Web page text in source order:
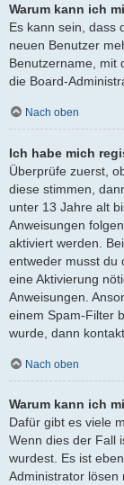
Warum kann ich
Es kann sein, dass
neuen Benutzer
Benutzername, mit
die Board-
Nach oben
Ich habe mich
Überprüfe zuerst,
diese stimmen,
unter 13 Jahre alt
Anweisungen
aktiviert werden.
entweder musst du
eine Aktivierung
Anweisungen.
einem Spam-Filter
wurde, dann
Nach oben
Warum kann ich
Dafür gibt es viele
Wenn dies der Fall
wurdest. Es ist
Administrator lösen